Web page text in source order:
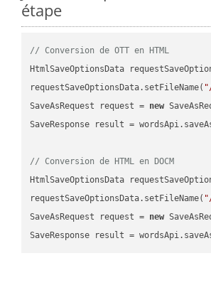
étape
// Conversion de OTT en HTML
HtmlSaveOptionsData
requestSaveOptionsData.setFileName(
SaveAsRequest request = new
SaveResponse result =
// Conversion de HTML en DOCM
HtmlSaveOptionsData
requestSaveOptionsData.setFileName(
SaveAsRequest request = new